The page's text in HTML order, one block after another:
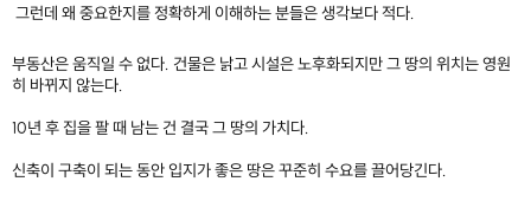
그런데 왜 중요한지를 정확하게 이해하는 분들은 생각보다 적다.
부동산은 움직일 수 없다. 건물은 낡고 시설은 노후화되지만 그 땅의 위치는 영원
히 바뀌지 않는다.​
10년 후 집을 팔 때 남는 건 결국 그 땅의 가치다. ​
신축이 구축이 되는 동안 입지가 좋은 땅은 꾸준히 수요를 끌어당긴다.